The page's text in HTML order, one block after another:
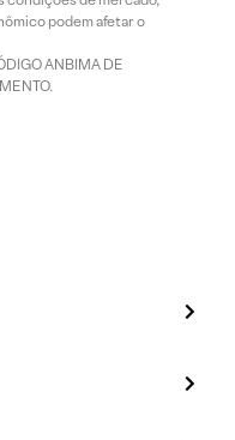
podem afetar o
ANBIMA DE